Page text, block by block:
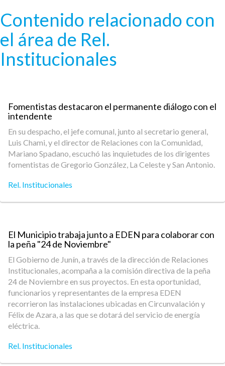
Contenido relacionado con
el área de Rel.
Institucionales
Fomentistas destacaron el permanente diálogo con el
intendente
En su despacho, el jefe comunal, junto al secretario general,
Luis Chami, y el director de Relaciones con la Comunidad,
Mariano Spadano, escuchó las inquietudes de los dirigentes
fomentistas de Gregorio González, La Celeste y San Antonio.
Rel. Institucionales
El Municipio trabaja junto a EDEN para colaborar con
la peña "24 de Noviembre"
El Gobierno de Junín, a través de la dirección de Relaciones
Institucionales, acompaña a la comisión directiva de la peña
24 de Noviembre en sus proyectos. En esta oportunidad,
funcionarios y representantes de la empresa EDEN
recorrieron las instalaciones ubicadas en Circunvalación y
Félix de Azara, a las que se dotará del servicio de energía
eléctrica.
Rel. Institucionales